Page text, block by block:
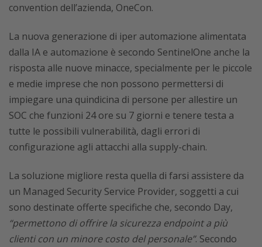
convention dell’azienda, OneCon.
La nuova generazione di iper automazione alimentata
dalla IA e automazione è secondo SentinelOne anche la
risposta alle nuove minacce, specialmente per le piccole
e medie imprese che non possono permettersi di
impiegare una quindicina di persone per allestire un
SOC che funzioni 24 ore su 7 giorni e tenere testa a
tutte le possibili vulnerabilità, dagli errori di
configurazione agli attacchi alla supply-chain.
La soluzione migliore resta quella di farsi assistere da
un Managed Security Service Provider, soggetti a cui
sono destinate offerte specifiche che, secondo Day,
“permettono di offrire la sicurezza endpoint a più
clienti con un minore costo del personale”. Secondo